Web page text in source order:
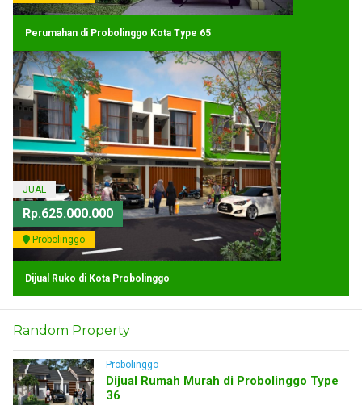
Perumahan di Probolinggo Kota Type 65
JUAL
Rp.625.000.000
Probolinggo
Dijual Ruko di Kota Probolinggo
Random Property
Probolinggo
Dijual Rumah Murah di Probolinggo Type
36